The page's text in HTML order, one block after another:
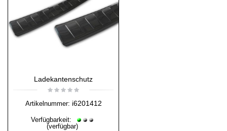
Ladekantenschutz
Artikelnummer: i6201412
Verfügbarkeit:
(verfügbar)